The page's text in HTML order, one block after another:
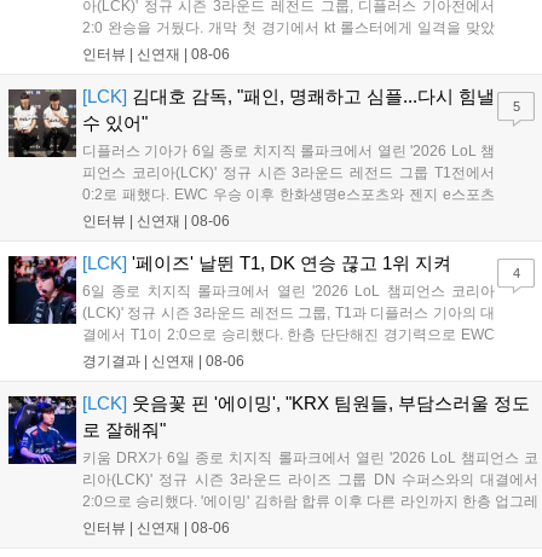
아(LCK)' 정규 시즌 3라운드 레전드 그룹, 디플러스 기아전에서
2:0 완승을 거뒀다. 개막 첫 경기에서 kt 롤스터에게 일격을 맞았
지만, 젠지 e스포츠의 홈 경기에서 원정 승리를 챙기며 분위기를
한 모습이었다. 다음은...
인터뷰 | 신연재 | 08-06
[LCK] 김대호 감독, "패인, 명쾌하고 심플...다시 힘낼
수 있어"
디플러스 기아가 6일 종로 치지직 롤파크에서 열린 '2026 LoL 챔
피언스 코리아(LCK)' 정규 시즌 3라운드 레전드 그룹 T1전에서
0:2로 패했다. EWC 우승 이후 한화생명e스포츠와 젠지 e스포츠
를 잡아내며 기세를 끌어올렸지만, 경기력이 제 궤도에 오른 T1은
"오늘 져서 너무 아쉽다"...
인터뷰 | 신연재 | 08-06
5
[LCK] '페이즈' 날뛴 T1, DK 연승 끊고 1위 지켜
6일 종로 치지직 롤파크에서 열린 '2026 LoL 챔피언스 코리아
(LCK)' 정규 시즌 3라운드 레전드 그룹, T1과 디플러스 기아의 대
결에서 T1이 2:0으로 승리했다. 한층 단단해진 경기력으로 EWC
우승을 기점으로 파죽지세의 연승을 이어가던 디플러스 기아를
T1은 첫 드래곤을 두드렸...
경기결과 | 신연재 | 08-06
4
[LCK] 웃음꽃 핀 '에이밍', "KRX 팀원들, 부담스러울 정도
로 잘해줘"
키움 DRX가 6일 종로 치지직 롤파크에서 열린 '2026 LoL 챔피언스 코
리아(LCK)' 정규 시즌 3라운드 라이즈 그룹 DN 수퍼스와의 대결에서
2:0으로 승리했다. '에이밍' 김하람 합류 이후 다른 라인까지 한층 업그레
이드 된 경기력을 보여주며 기분 좋은 2연승을 달렸다. 경기 종료 후 기
인터뷰 | 신연재 | 08-06